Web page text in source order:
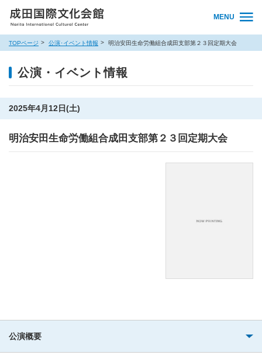
MENU
TOPページ 公演･イベント情報 明治安田生命労働組合成田支部第２３回定期大会
公演・イベント情報
2025年4月12日(土)
明治安田生命労働組合成田支部第２３回定期大会
公演概要